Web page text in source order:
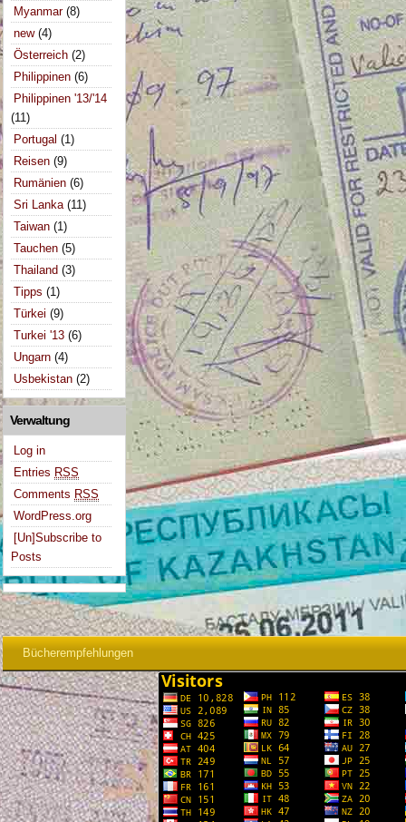
Myanmar(8)
new(4)
Österreich (2)
Philippinen (6)
Philippinen '13/'14
(11)
Portugal (1)
Reisen (9)
Rumänien (6)
Sri Lanka (11)
Taiwan (1)
Tauchen (5)
Thailand (3)
Tipps (1)
Türkei (9)
Turkei '13 (6)
Ungarn (4)
Usbekistan (2)
Verwaltung
Log in
Entries RSS
Comments RSS
WordPress.org
[Un]Subscribe to
Posts
Bücherempfehlungen